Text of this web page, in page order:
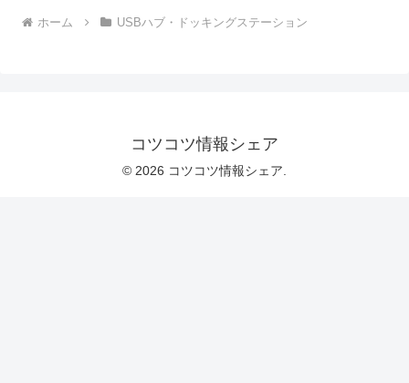
ホーム USBハブ・ドッキングステーション
コツコツ情報シェア
© 2026 コツコツ情報シェア.